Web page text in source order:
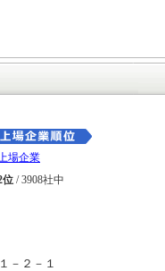
場企業
位 / 3908社中
－２－１